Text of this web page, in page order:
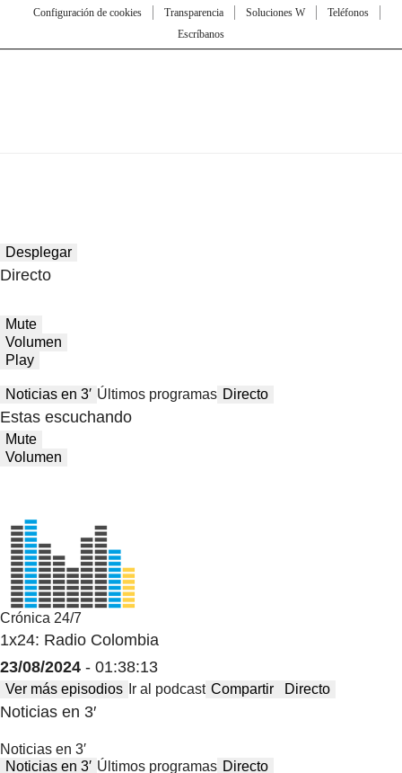
Configuración de cookies
Transparencia Soluciones W
Teléfonos
Escríbanos
Desplegar
Directo
Mute
Volumen
Play
Noticias en 3′ Últimos programas Directo
Estas escuchando
Mute
Volumen
Crónica 24/7
1x24: Radio Colombia
23/08/2024 - 01:38:13
Ver más episodios Ir al podcast Compartir Directo
Noticias en 3′
Noticias en 3′
Noticias en 3′ Últimos programas Directo